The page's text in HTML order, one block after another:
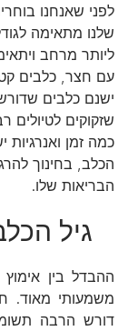
לפני שאנחנו
שלנו מתאימה
ליותר מרחב
עם חצר, כלבים
ישנם כלבים
שזקוקים לטיולים
כמה זמן
הכלב, בחינוך
הבריאות שלו.
גיל
ההבדל בין
משמעותי מאוד.
דורש הרבה